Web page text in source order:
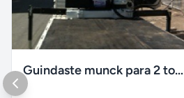
Guindaste munck para 2 toneladas